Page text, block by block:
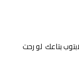
بتاعك لو رحت